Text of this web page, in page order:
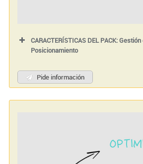
CARACTERÍSTICAS DEL PACK:
Posicionamiento
Pide información